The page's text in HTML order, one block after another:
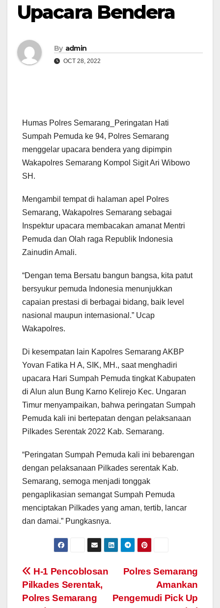
Upacara Bendera
By admin
OCT 28, 2022
Humas Polres Semarang_Peringatan Hati
Sumpah Pemuda ke 94, Polres Semarang
menggelar upacara bendera yang dipimpin
Wakapolres Semarang Kompol Sigit Ari Wibowo
SH.
Mengambil tempat di halaman apel Polres
Semarang, Wakapolres Semarang sebagai
Inspektur upacara membacakan amanat Mentri
Pemuda dan Olah raga Republik Indonesia
Zainudin Amali.
“Dengan tema Bersatu bangun bangsa, kita patut
bersyukur pemuda Indonesia menunjukkan
capaian prestasi di berbagai bidang, baik level
nasional maupun internasional.” Ucap
Wakapolres.
Di kesempatan lain Kapolres Semarang AKBP
Yovan Fatika H A, SIK, MH., saat menghadiri
upacara Hari Sumpah Pemuda tingkat Kabupaten
di Alun alun Bung Karno Kelirejo Kec. Ungaran
Timur menyampaikan, bahwa peringatan Sumpah
Pemuda kali ini bertepatan dengan pelaksanaan
Pilkades Serentak 2022 Kab. Semarang.
“Peringatan Sumpah Pemuda kali ini bebarengan
dengan pelaksanaan Pilkades serentak Kab.
Semarang, semoga menjadi tonggak
pengaplikasian semangat Sumpah Pemuda
menciptakan Pilkades yang aman, tertib, lancar
dan damai.” Pungkasnya.
Post
navigation
Polres Semarang
Amankan
Pengemudi Pick Up
H-1 Pencoblosan
Pilkades Serentak,
Polres Semarang